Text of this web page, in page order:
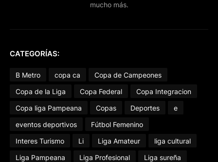
mucho más.
CATEGORÍAS:
B Metro copa ca
Copa de Campeones
Copa de la Liga
Copa Federal
Copa Integracion
Copa liga Pampeana
Copas Deportes
e
eventos deportivos
Fútbol Femenino
Interes Turismo
Li Liga Amateur
liga cultural
Liga Pampeana
Liga Profesional
Liga sureña